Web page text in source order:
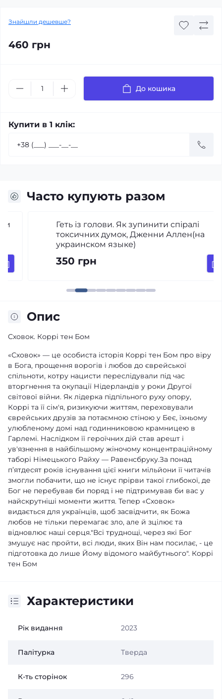
Знайшли дешевше?
460 грн
До кошика
Купити в 1 клік:
Часто купують разом
Геть із голови. Як зупинити спіралі
токсичних думок, Дженни Аллен(на
украинском языке)
350 грн
Опис
Сховок. Коррі тен Бом
«Сховок» — це особиста історія Коррі тен Бом про віру
в Бога, прощення ворогів і любов до єврейської
спільноти, котру нацисти переслідували під час
вторгнення та окупації Нідерландів у роки Другої
світової війни. Як лідерка підпільного руху опору,
Коррі та її сім'я, ризикуючи життям, переховували
єврейських друзів за потаємною стіною у Беє, їхньому
улюбленому домі над годинниковою крамницею в
Гарлемі. Наслідком її героїчних дій став арешт і
ув'язнення в найбільшому жіночому концентраційному
таборі Німецького Райху — Равенсбруку.За понад
п’ятдесят років існування цієї книги мільйони її читачів
змогли побачити, що не існує прірви такої глибокої, де
Бог не перебував би поряд і не підтримував би вас у
найскрутніші моменти життя. Тепер «Сховок»
видається для українців, щоб засвідчити, як Божа
любов не тільки перемагає зло, але й зцілює та
відновлює наші серця."Всі труднощі, через які Бог
змушує нас пройти, всі люди, яких Він нам посилає, - це
підготовка до лише Йому відомого майбутнього". Коррі
тен Бом
Характеристики
Рік видання 2023
Палітурка Тверда
К-ть сторінок 296